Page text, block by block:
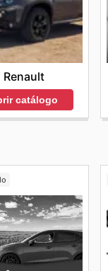
Renault
catálogo